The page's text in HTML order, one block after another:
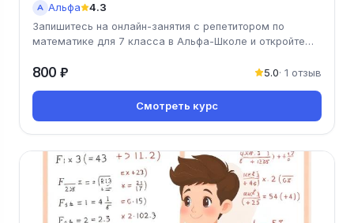
А Альфа 4.3
Запишитесь на онлайн-занятия с репетитором по
математике для 7 класса в Альфа-Школе и откройте
800 ₽ 5.0· 1 отзыв
Смотреть курс